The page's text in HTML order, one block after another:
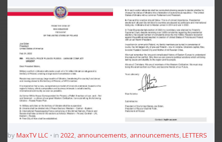
byMaxTV LLC in 2022, announcements, announcements,LETTERS